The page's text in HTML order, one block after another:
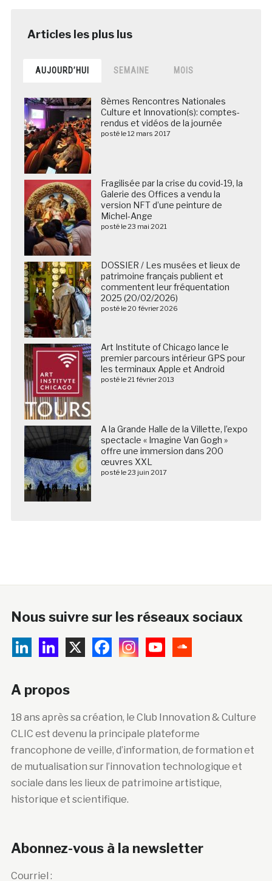
AUJOURD’HUI SEMAINE MOIS
8èmes Rencontres Nationales
Culture et Innovation(s): comptes-
rendus et vidéos de la journée
posté le 12 mars 2017
Fragilisée par la crise du covid-19, la
Galerie des Offices a vendu la
version NFT d’une peinture de
Michel-Ange
posté le 23 mai 2021
DOSSIER / Les musées et lieux de
patrimoine français publient et
commentent leur fréquentation
2025 (20/02/2026)
posté le 20 février 2026
Art Institute of Chicago lance le
premier parcours intérieur GPS pour
les terminaux Apple et Android
posté le 21 février 2013
A la Grande Halle de la Villette, l’expo
spectacle « Imagine Van Gogh »
offre une immersion dans 200
œuvres XXL
posté le 23 juin 2017
Nous suivre sur les réseaux sociaux
A propos
18 ans après sa création, le Club Innovation & Culture
CLIC est devenu la principale plateforme
francophone de veille, d’information, de formation et
de mutualisation sur l’innovation technologique et
sociale dans les lieux de patrimoine artistique,
historique et scientifique.
Abonnez-vous à la newsletter
Courriel :